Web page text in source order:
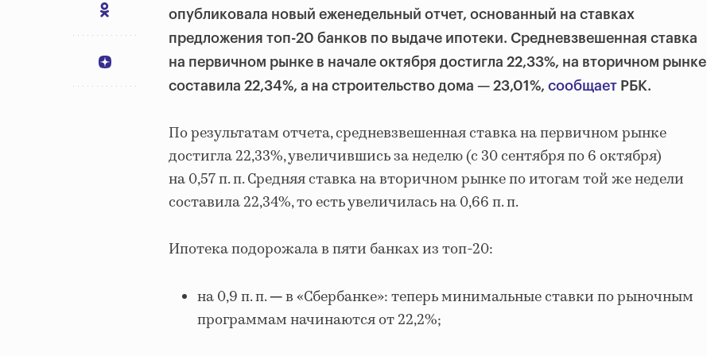
опубликовала новый еженедельный отчет, основанный на ставках
предложения топ-20 банков по выдаче ипотеки. Средневзвешенная ставка
на первичном рынке в начале октября достигла 22,33%, на вторичном рынке
составила 22,34%, а на строительство дома — 23,01%, сообщает РБК.
По результатам отчета, средневзвешенная ставка на первичном рынке
достигла 22,33%, увеличившись за неделю (с 30 сентября по 6 октября)
на 0,57 п. п. Средняя ставка на вторичном рынке по итогам той же недели
составила 22,34%, то есть увеличилась на 0,66 п. п.
Ипотека подорожала в пяти банках из топ-20:
на 0,9 п. п.— в «Сбербанке»: теперь минимальные ставки по рыночным
программам начинаются от 22,2%;